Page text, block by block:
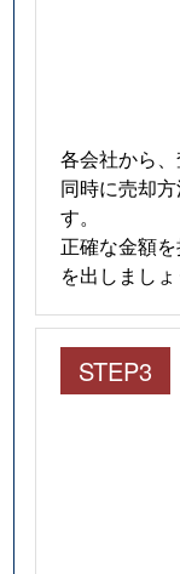
各会社から、
同時に売却
す。
正確な金額
を出しましょ
STEP3